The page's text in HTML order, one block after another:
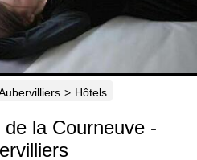
Hôtels
Taxis
Horaires
> Hôtels
la Courneuve -